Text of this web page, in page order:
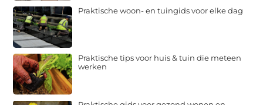
Praktische woon- en tuingids voor elke dag
Praktische tips voor huis & tuin die meteen
werken